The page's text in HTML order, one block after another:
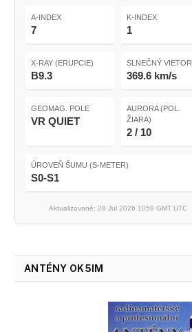
A-INDEX
7
K-INDEX
1
X-RAY (ERUPCIE)
B9.3
SLNEČNÝ VIETOR
369.6 km/s
GEOMAG. POLE
VR QUIET
AURORA (POL.
ŽIARA)
2 / 10
ÚROVEŇ ŠUMU (S-METER)
S0-S1
Aktualizované: 28 Jul 2026 1059 GMT UTC
ANTÉNY OK5IM